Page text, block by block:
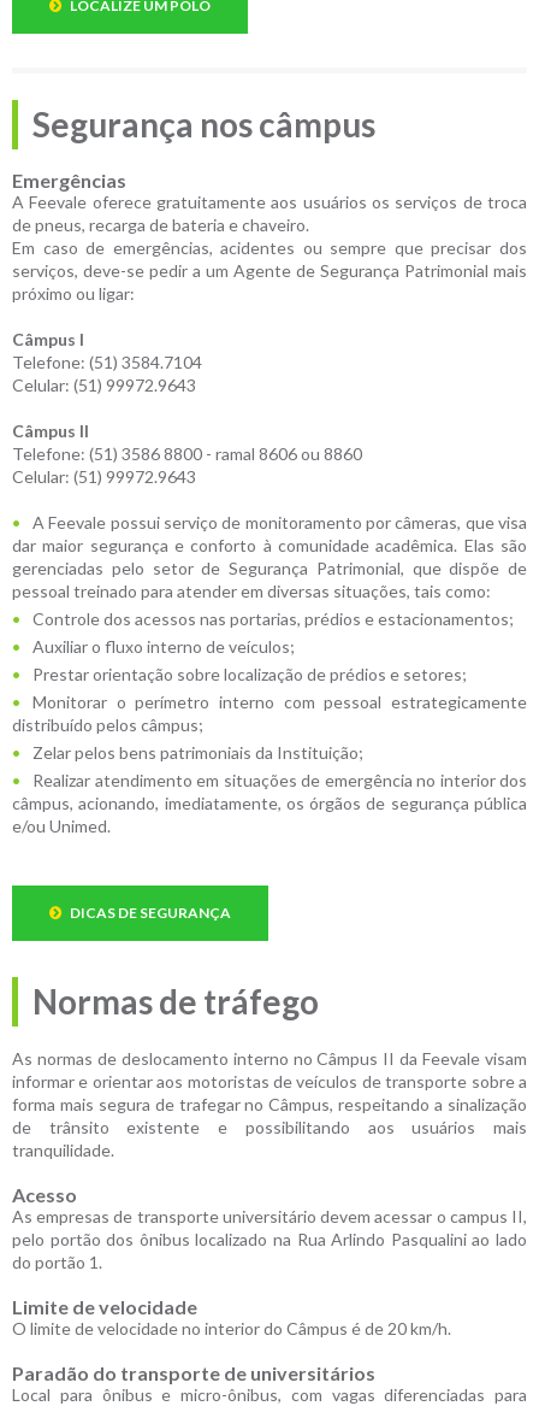
LOCALIZE UM POLO
Segurança nos câmpus
Emergências
A Feevale oferece gratuitamente aos usuários os serviços de troca
de pneus, recarga de bateria e chaveiro.
Em caso de emergências, acidentes ou sempre que precisar dos
serviços, deve-se pedir a um Agente de Segurança Patrimonial mais
próximo ou ligar:
Câmpus I
Telefone: (51) 3584.7104
Celular: (51) 99972.9643
Câmpus II
Telefone: (51) 3586 8800 - ramal 8606 ou 8860
Celular: (51) 99972.9643
A Feevale possui serviço de monitoramento por câmeras, que visa
dar maior segurança e conforto à comunidade acadêmica. Elas são
gerenciadas pelo setor de Segurança Patrimonial, que dispõe de
pessoal treinado para atender em diversas situações, tais como:
Controle dos acessos nas portarias, prédios e estacionamentos;
Auxiliar o fluxo interno de veículos;
Prestar orientação sobre localização de prédios e setores;
Monitorar o perímetro interno com pessoal estrategicamente
distribuído pelos câmpus;
Zelar pelos bens patrimoniais da Instituição;
Realizar atendimento em situações de emergência no interior dos
câmpus, acionando, imediatamente, os órgãos de segurança pública
e/ou Unimed.
DICAS DE SEGURANÇA
Normas de tráfego
As normas de deslocamento interno no Câmpus II da Feevale visam
informar e orientar aos motoristas de veículos de transporte sobre a
forma mais segura de trafegar no Câmpus, respeitando a sinalização
de trânsito existente e possibilitando aos usuários mais
tranquilidade.
Acesso
As empresas de transporte universitário devem acessar o campus II,
pelo portão dos ônibus localizado na Rua Arlindo Pasqualini ao lado
do portão 1.
Limite de velocidade
O limite de velocidade no interior do Câmpus é de 20 km/h.
Paradão do transporte de universitários
Local para ônibus e micro-ônibus, com vagas diferenciadas para